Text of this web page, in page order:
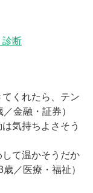
診断
くれたら、テン
金融・証券）
気持ちよさそう
して温かそうだか
／医療・福祉）